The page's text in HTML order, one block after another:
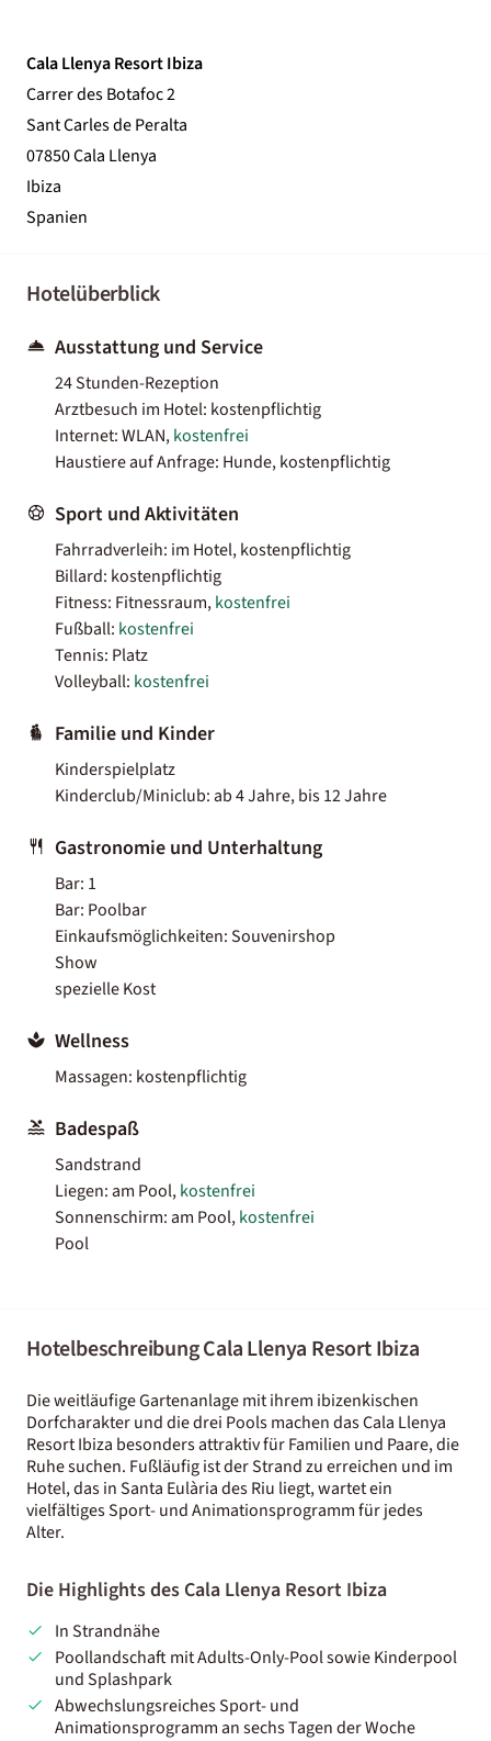
Cala Llenya Resort Ibiza
Carrer des Botafoc 2
Sant Carles de Peralta
07850 Cala Llenya
Ibiza
Spanien
Hotelüberblick
Ausstattung und Service
24 Stunden-Rezeption
Arztbesuch im Hotel: kostenpflichtig
Internet: WLAN,kostenfrei
Haustiere auf Anfrage: Hunde, kostenpflichtig
Sport und Aktivitäten
Fahrradverleih: im Hotel, kostenpflichtig
Billard: kostenpflichtig
Fitness: Fitnessraum,kostenfrei
Fußball: kostenfrei
Tennis: Platz
Volleyball: kostenfrei
Familie und Kinder
Kinderspielplatz
Kinderclub/Miniclub: ab 4 Jahre, bis 12 Jahre
Gastronomie und Unterhaltung
Bar: 1
Bar: Poolbar
Einkaufsmöglichkeiten: Souvenirshop
Show
spezielle Kost
Wellness
Massagen: kostenpflichtig
Badespaß
Sandstrand
Liegen: am Pool,kostenfrei
Sonnenschirm: am Pool,kostenfrei
Pool
Hotelbeschreibung Cala Llenya Resort Ibiza
Die weitläufige Gartenanlage mit ihrem ibizenkischen
Dorfcharakter und die drei Pools machen das Cala Llenya
Resort Ibiza besonders attraktiv für Familien und Paare, die
Ruhe suchen. Fußläufig ist der Strand zu erreichen und im
Hotel, das in Santa Eulària des Riu liegt, wartet ein
vielfältiges Sport- und Animationsprogramm für jedes
Alter.
Die Highlights des Cala Llenya Resort Ibiza
In Strandnähe
Poollandschaft mit Adults-Only-Pool sowie Kinderpool
und Splashpark
Abwechslungsreiches Sport- und
Animationsprogramm an sechs Tagen der Woche